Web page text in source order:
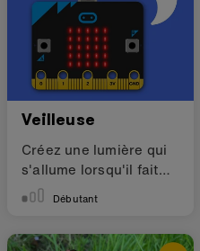
Veilleuse
Créez une lumière qui
s'allume lorsqu'il fait
sombre.Débutant